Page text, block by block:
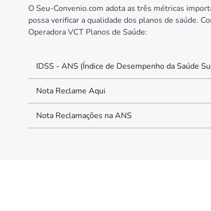
O Seu-Convenio.com adota as três métricas
possa verificar a qualidade dos planos de saúde.
OperadoraVCT Planos de Saúde:
IDSS - ANS (Índice de Desempenho da Saúde
Nota Reclame Aqui
Nota Reclamações na ANS